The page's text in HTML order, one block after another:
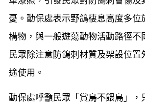
憂。動保處表示野鴿棲息高度多位
構物，與一般遊蕩動物活動路徑不
民眾除注意防鴿刺材質及架設位置
途使用。
動保處呼籲民眾「賞鳥不餵鳥」，